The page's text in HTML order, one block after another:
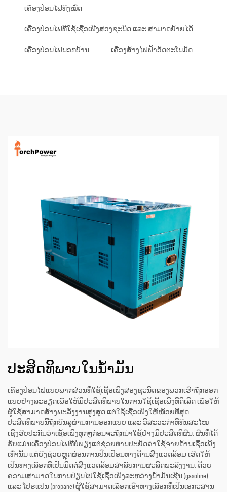
ເຄື່ອງປ່ອນໄຟທັງໝົດ
ເຄື່ອງປ່ອນໄຟທີ່ໃຊ້ເຊື້ອເພີງສອງຊະນິດ ແລະ ສາມາດຍ້າຍໄດ້
ເຄື່ອງປ່ອນໄຟນອກບ້ານ ເຄື່ອງສ້າງໄຟຟ້າອັດຕະໂນມັດ
ປະສິດທິພາບໃນນໍ້າມັນ
ເຄື່ອງປ່ອນໄຟແບບພາກສ່ວນທີ່ໃຊ້ເຊື້ອເພິງສອງຊະນິດຂອງພວກເຮົາຖືກອອກ
ແບບຢ່າງລະອຽດເພື່ອໃຫ້ມີປະສິດທິພາບໃນການໃຊ້ເຊື້ອເພິງທີ່ດີເລີດ ເພື່ອໃຫ້
ຜູ້ໃຊ້ສາມາດສ້າງພະລັງງານສູງສຸດ ແຕ່ໃຊ້ເຊື້ອເພິງໃຫ້ໜ້ອຍທີ່ສຸດ.
ປະສິດທິພາບນີ້ຖືກບັນລຸຜ່ານການອອກແບບ ແລະ ວິສະວະກຳທີ່ທັນສະໄໝ
ເຊິ່ງຮັບປະກັນວ່າເຊື້ອເພິງທຸກໆກ່ອນຈະຖືກນຳໃຊ້ຢ່າງມີປະສິດທິຜົນ. ຜົນທີ່ໄດ້
ຮັບແມ່ນເຄື່ອງປ່ອນໄຟທີ່ບໍ່ພຽງແຕ່ຊ່ວຍທ່ານປະຢັດຄ່າໃຊ້ຈ່າຍດ້ານເຊື້ອເພິງ
ເທົ່ານັ້ນ ແຕ່ຍັງຊ່ວຍຫຼຸດຜ່ອນການປົນເປືືອນທາງດ້ານສິ່ງແວດລ້ອມ ເຮັດໃຫ້
ເປັນທາງເລືອກທີ່ເປັນມິດຕໍ່ສິ່ງແວດລ້ອມສຳລັບການຜະລິດພະລັງງານ. ດ້ວຍ
ຄວາມສາມາດໃນການປ່ຽນໄປໃຊ້ເຊື້ອເພິງລະຫວ່າງນ້ຳມັນເຊີນ (gasoline)
ແລະ ໂປຣແປນ (propane) ຜູ້ໃຊ້ສາມາດເລືອກເອົາທາງເລືອກທີ່ເປັນເອກະສານ